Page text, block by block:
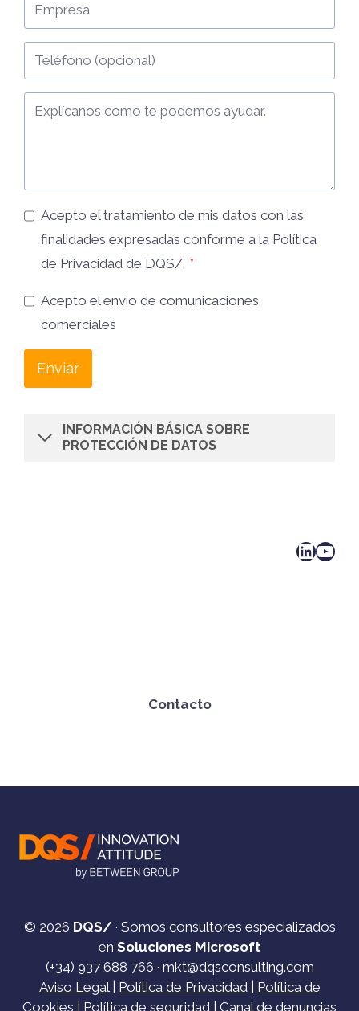
Acepto el tratamiento de mis datos con las
finalidades expresadas conforme a la Política
de Privacidad de DQS/. *
Acepto el envío de comunicaciones
comerciales
Enviar
INFORMACIÓN BÁSICA SOBRE
PROTECCIÓN DE DATOS
LinkedIn YouTube
Contacto
© 2026 DQS/· Somos consultores especializados
en Soluciones Microsoft
(+34) 937 688 766 · mkt@dqsconsulting.com
Aviso Legal| Política de Privacidad| Política de
Cookies
Política de seguridad Canal de denuncias